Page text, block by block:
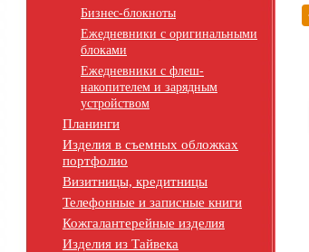
Бизнес-блокноты
Ежедневники с оригинальными
блоками
Ежедневники с флеш-
накопителем и зарядным
устройством
Планинги
Изделия в съемных обложках
портфолио
Визитницы, кредитницы
Телефонные и записные книги
Кожгалантерейные изделия
Изделия из Тайвека